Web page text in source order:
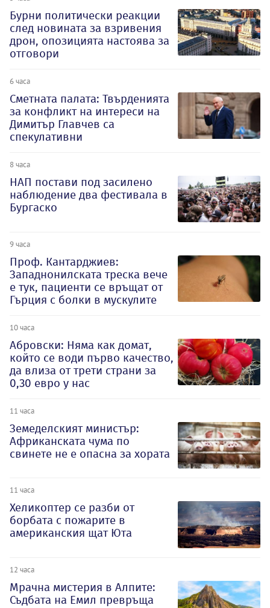
Бурни политически реакции
след новината за взривения
дрон, опозицията настоява за
отговори
6 часа
Сметната палата: Твърденията
за конфликт на интереси на
Димитър Главчев са
спекулативни
8 часа
НАП постави под засилено
наблюдение два фестивала в
Бургаско
9 часа
Проф. Кантарджиев:
Западнонилската треска вече
е тук, пациенти се връщат от
Гърция с болки в мускулите
10 часа
Абровски: Няма как домат,
който се води първо качество,
да влиза от трети страни за
0,30 евро у нас
11 часа
Земеделският министър:
Африканската чума по
свинете не е опасна за хората
11 часа
Хеликоптер се разби от
борбата с пожарите в
американския щат Юта
12 часа
Мрачна мистерия в Алпите:
Съдбата на Емил превръща